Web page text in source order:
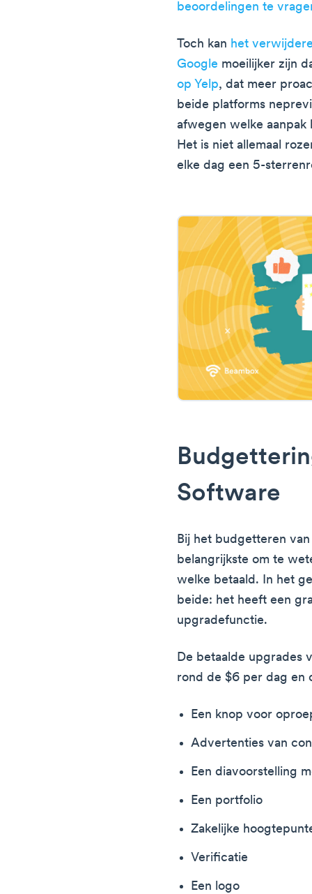
beoordelingen te
Toch kan het
Google moeilijker zijn
op Yelp, dat meer
beide platforms
afwegen welke
Het is niet allemaal
elke dag een 5-
Software
Bij het budgetteren
belangrijkste om te
welke betaald. In het
beide: het heeft een
upgradefunctie.
De betaalde upgrades
rond de $6 per dag en
Een knop voor
Advertenties van
Een diavoorstelling
Een portfolio
Zakelijke
Verificatie
Een logo